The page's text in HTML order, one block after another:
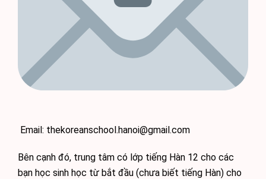
Email: thekoreanschool.hanoi@gmail.com
Bên cạnh đó, trung tâm có lớp tiếng Hàn 12 cho các
bạn học sinh học từ bắt đầu (chưa biết tiếng Hàn) cho